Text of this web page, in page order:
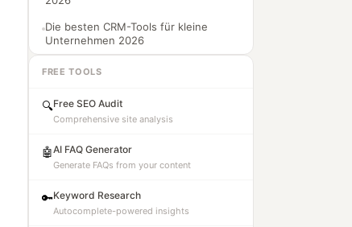
Die besten CRM-Tools für kleine
Unternehmen 2026
FREE TOOLS
🔍Free SEO Audit
Comprehensive site analysis
🤖AI FAQ Generator
Generate FAQs from your content
🔑Keyword Research
Autocomplete-powered insights